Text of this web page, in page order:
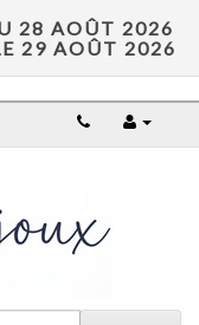
28 AOÛT 2026
29 AOÛT 2026